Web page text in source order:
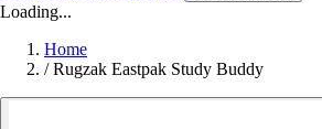
Loading...
Home
/ Rugzak Eastpak Study Buddy